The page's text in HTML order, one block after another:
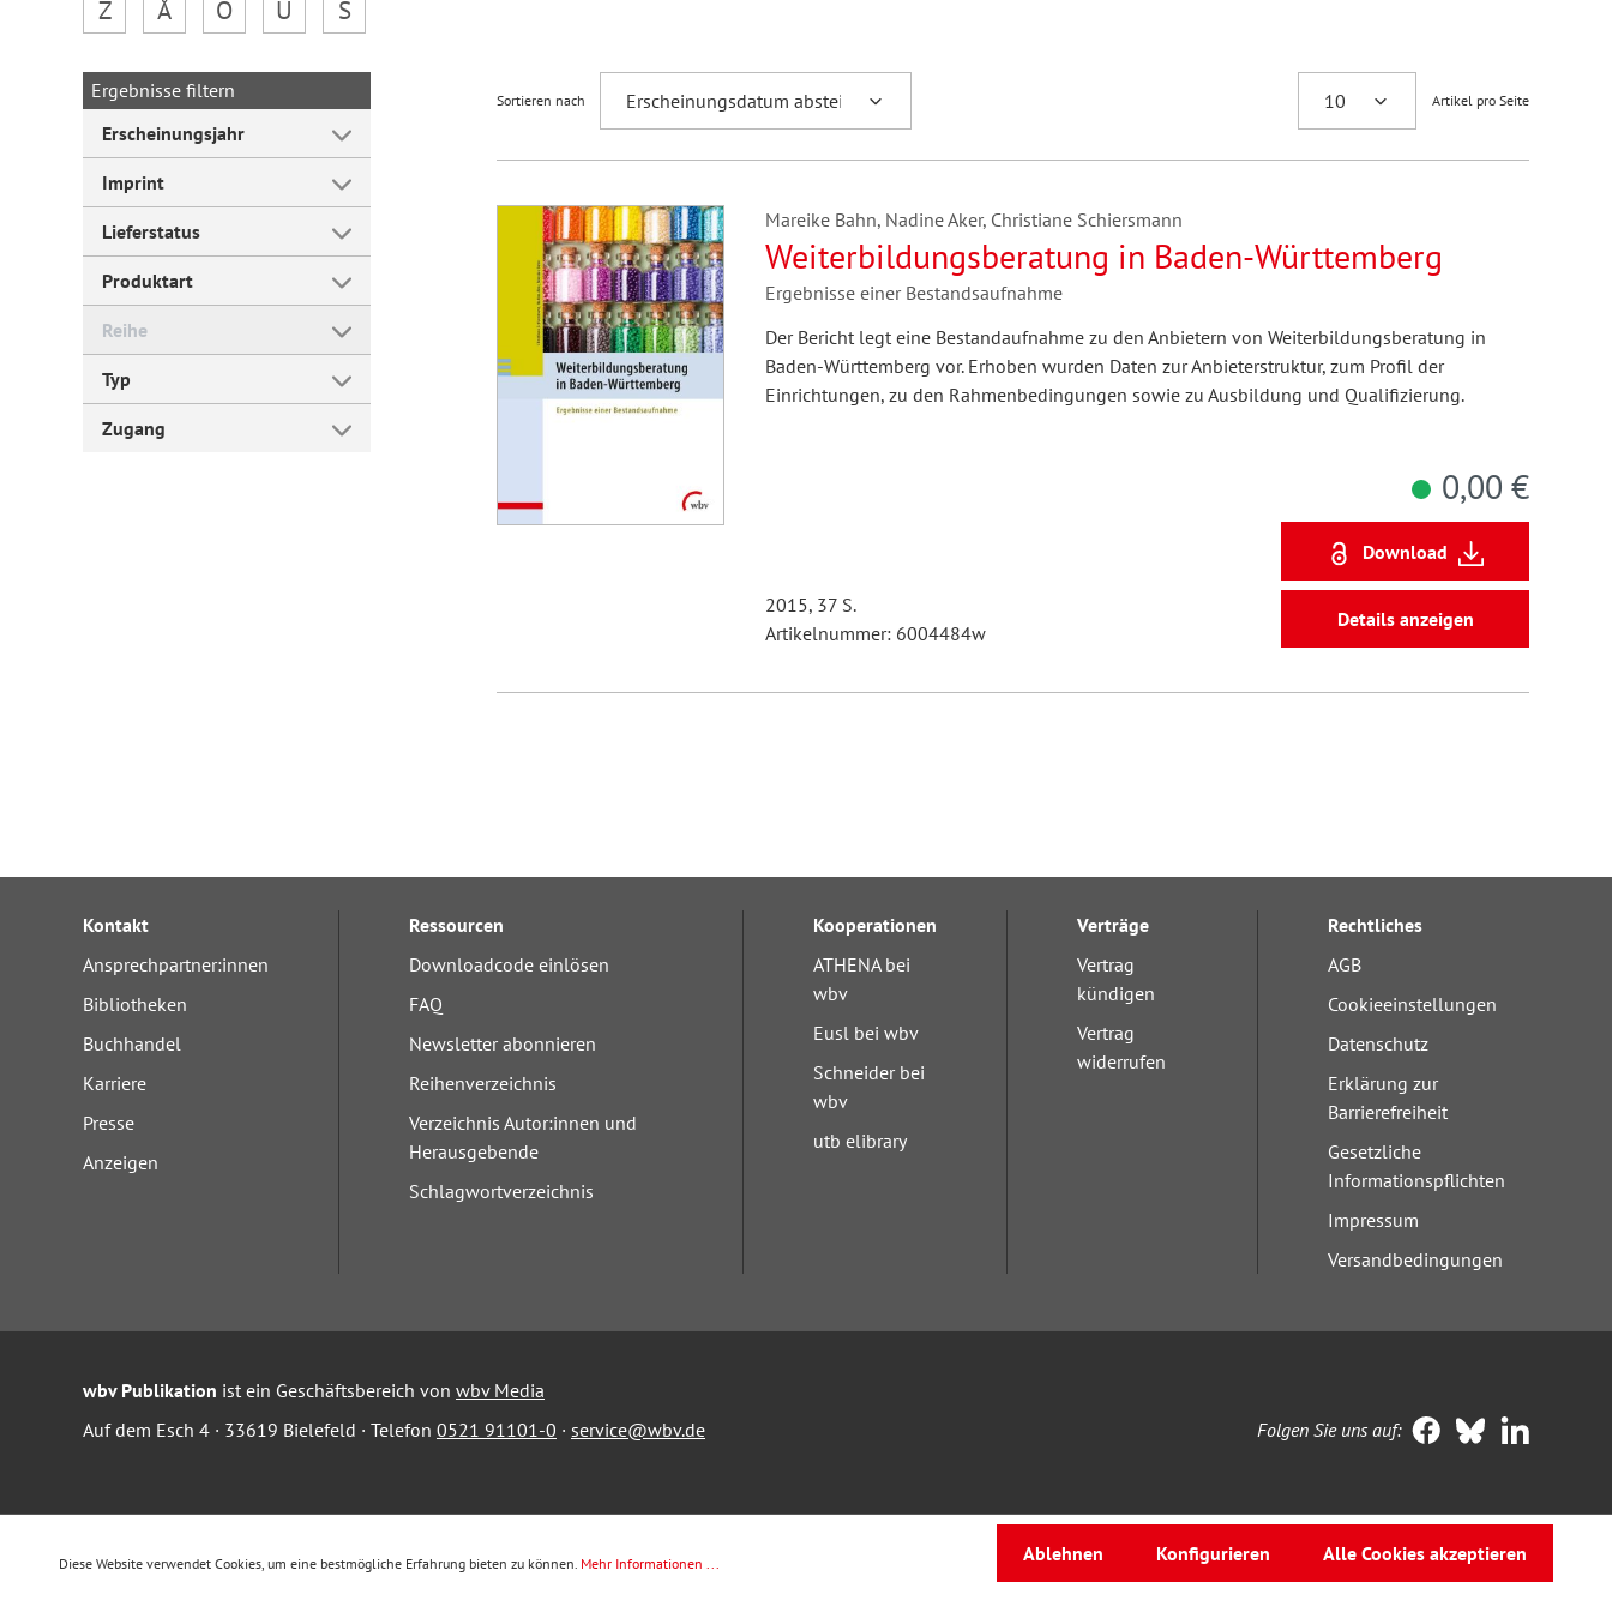
Forum Arbeitslehre
Z
Å Ö Ü Š
Ergebnisse filtern
Erscheinungsjahr
Imprint
Lieferstatus
Produktart
Reihe
Typ
Zugang
Sortieren nach Artikel pro Seite
Mareike Bahn, Nadine Aker, Christiane Schiersmann
Weiterbildungsberatung in Baden-Württemberg
Ergebnisse einer Bestandsaufnahme
Der Bericht legt eine Bestandaufnahme zu den Anbietern von Weiterbildungsberatung in
Baden-Württemberg vor. Erhoben wurden Daten zur Anbieterstruktur, zum Profil der
Einrichtungen, zu den Rahmenbedingungen sowie zu Ausbildung und Qualifizierung.
2015, 37 S.
Artikelnummer: 6004484w
0,00 €
Download
Details anzeigen
Kontakt
Ansprechpartner:innen
Bibliotheken
Buchhandel
Karriere
Presse
Anzeigen
Ressourcen
Downloadcode einlösen
FAQ
Newsletter abonnieren
Reihenverzeichnis
Verzeichnis Autor:innen und
Herausgebende
Schlagwortverzeichnis
Kooperationen
ATHENA bei
wbv
Eusl bei wbv
Schneider bei
wbv
utb elibrary
Verträge
Vertrag
kündigen
Vertrag
widerrufen
Rechtliches
AGB
Cookieeinstellungen
Datenschutz
Erklärung zur
Barrierefreiheit
Gesetzliche
Informationspflichten
Impressum
Versandbedingungen
wbv Publikation ist ein Geschäftsbereich von wbv Media
Auf dem Esch 4 · 33619 Bielefeld · Telefon 0521 91101-0 · service@wbv.de Folgen Sie uns auf:
Diese Website verwendet Cookies, um eine bestmögliche Erfahrung bieten zu können. Mehr Informationen ... Ablehnen Konfigurieren Alle Cookies akzeptieren